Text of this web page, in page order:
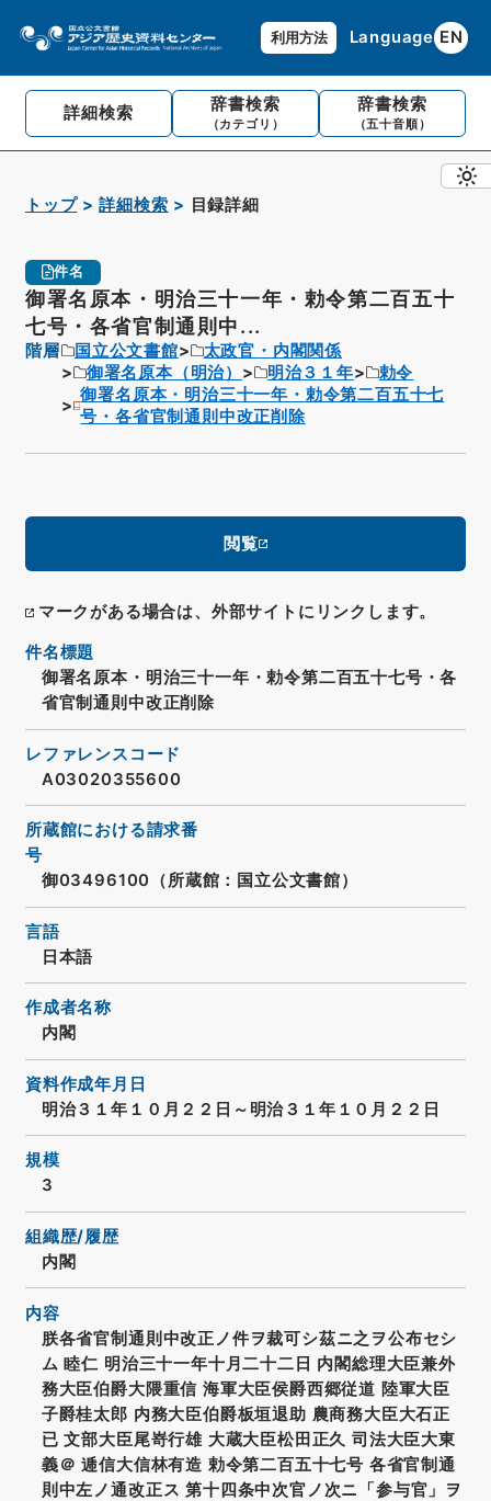
利用方法 Language EN
詳細検索 辞書検索
（カテゴリ）
辞書検索
（五十音順）
トップ 詳細検索 目録詳細
件名
御署名原本・明治三十一年・勅令第二百五十
七号・各省官制通則中...
階層 国立公文書館
太政官・内閣関係
御署名原本（明治）
明治３１年
勅令
御署名原本・明治三十一年・勅令第二百五十七
号・各省官制通則中改正削除
閲覧
マークがある場合は、外部サイトにリンクします。
件名標題
御署名原本・明治三十一年・勅令第二百五十七号・各
省官制通則中改正削除
レファレンスコード
A03020355600
所蔵館における請求番
号
御03496100（所蔵館：国立公文書館）
言語
日本語
作成者名称
内閣
資料作成年月日
明治３１年１０月２２日～明治３１年１０月２２日
規模
3
組織歴/履歴
内閣
内容
朕各省官制通則中改正ノ件ヲ裁可シ茲ニ之ヲ公布セシ
ム 睦仁 明治三十一年十月二十二日 内閣総理大臣兼外
務大臣伯爵大隈重信 海軍大臣侯爵西郷従道 陸軍大臣
子爵桂太郎 内務大臣伯爵板垣退助 農商務大臣大石正
已 文部大臣尾嵜行雄 大蔵大臣松田正久 司法大臣大東
義＠ 逓信大信林有造 勅令第二百五十七号 各省官制通
則中左ノ通改正ス 第十四条中次官ノ次ニ「参与官」ヲ